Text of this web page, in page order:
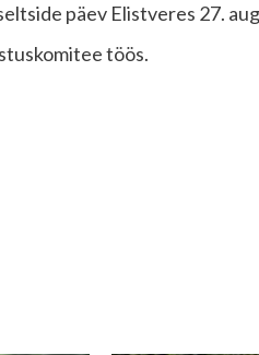
päev Elistveres 27.
töös.